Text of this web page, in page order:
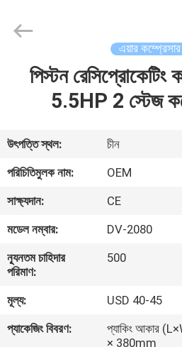
আমাদের
সম্পর্কে
কারখানা
পরিদর্শন
গুণমান
নিয়ন্ত্রণ
Machinery
Reserved.
এয়ার
পিস্টন রেসিপ্রোকেটিং
5.5HP 2 স্টেজ
উৎপত্তি স্থল:
চীন
পরিচিতিমুলক নাম:
OEM
সাক্ষ্যদান:
CE
মডেল নম্বার:
DV-2080
ন্যূনতম চাহিদার
পরিমাণ:
500
মূল্য:
USD 40-45
প্যাকেজিং বিবরণ:
প্যাকিং আকার
× 380mm